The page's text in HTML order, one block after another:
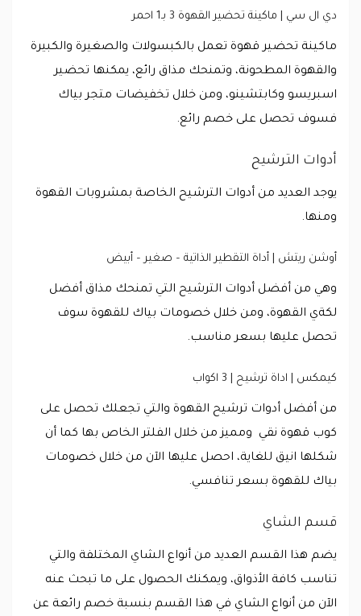
دي ال سي | ماكينة تحضير القهوة 3 بـ1 احمر
ماكينة تحضير قهوة تعمل بالكبسولات والصغيرة والكبيرة
والقهوة المطحونة، وتمنحك مذاق رائع، يمكنها تحضير
اسبريسو وكابتشينو، ومن خلال تخفيضات متجر بياك
فسوف تحصل على خصم رائع.
أدوات الترشيح
يوجد العديد من أدوات الترشيح الخاصة بمشروبات القهوة
ومنها.
أوشن ريتش | أداة التقطير الذاتية – صغير – أبيض
وهي من أفضل أدوات الترشيح التي تمنحك مذاق أفضل
لكةي القهوة، ومن خلال خصومات بياك للقهوة سوف
تحصل عليها بسعر مناسب.
كيمكس | اداة ترشيح | 3 اكواب
من أفضل أدوات ترشيح القهوة والتي تجعلك تحصل على
كوب قهوة نقي ومميز من خلال الفلتر الخاص بها كما أن
شكلها انيق للغاية، احصل عليها الآن من خلال خصومات
بياك للقهوة بسعر تنافسي.
قسم الشاي
يضم هذا القسم العديد من أنواع الشاي المختلفة والتي
تناسب كافة الأذواق، ويمكنك الحصول على ما تبحث عنه
الآن من أنواع الشاي في هذا القسم بنسبة خصم رائعة عن